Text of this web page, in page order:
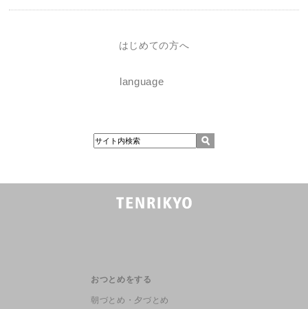
はじめての方へ
language
おつとめをする
朝づとめ・夕づとめ